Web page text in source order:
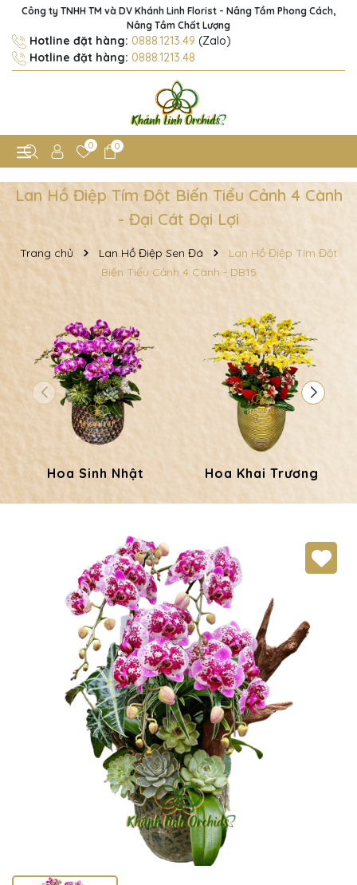
Công ty TNHH TM và DV Khánh Linh Florist - Nâng Tầm Phong Cách,
Nâng Tầm Chất Lượng
Hotline đặt hàng: 0888.1213.49 (Zalo)
Hotline đặt hàng: 0888.1213.48
0 0
Lan Hồ Điệp Tím Đột Biến Tiểu Cảnh 4 Cành
- Đại Cát Đại Lợi
Trang chủ Lan Hồ Điệp Sen Đá
Lan Hồ Điệp Tím Đột
Biến Tiểu Cảnh 4 Cành - DB15
Hoa Sinh Nhật Hoa Khai Trương